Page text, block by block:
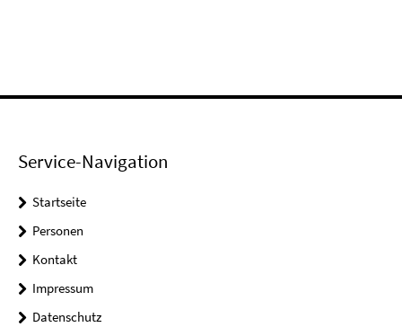
Service-Navigation
Startseite
Personen
Kontakt
Impressum
Datenschutz